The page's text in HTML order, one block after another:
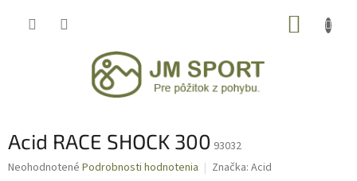
Acid RACE SHOCK 300 93032
Priemerné
Neohodnotené Podrobnosti hodnotenia Značka: Acid